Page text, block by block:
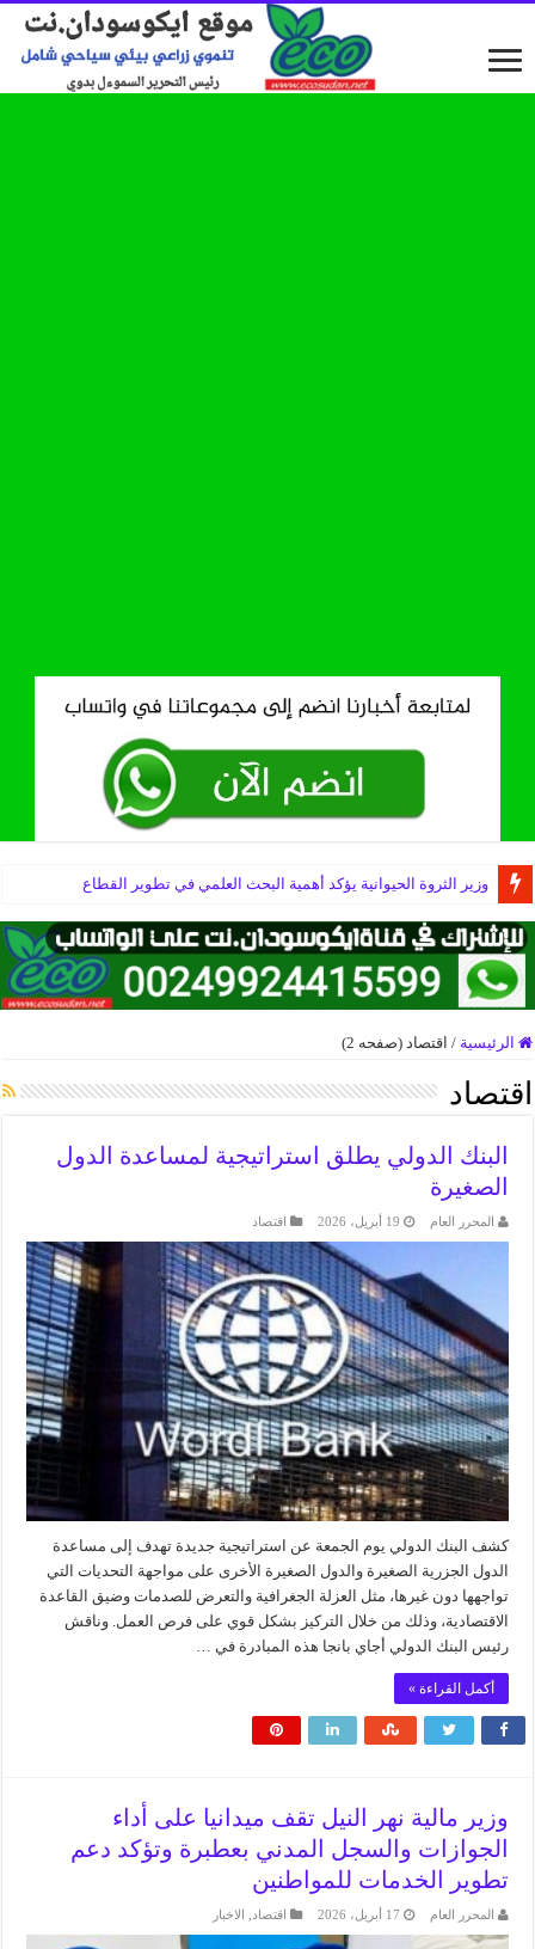
وزير الثروة الحيوانية يؤكد أهمية البحث العلمي في تطوير القطاع
إعلان انطلاق الوثبة الثانية لمشروع التعافي والتواصل المجتمعي بحي الديوم
الرئيسية / اقتصاد (صفحه 2)
اقتصاد
البنك الدولي يطلق استراتيجية لمساعدة الدول
الصغيرة
المحرر العام 19 أبريل، 2026 اقتصاد
كشف البنك الدولي يوم الجمعة عن استراتيجية جديدة تهدف إلى مساعدة ​
الدول الجزرية الصغيرة والدول الصغيرة الأخرى على ‌مواجهة التحديات التي
تواجهها دون غيرها، مثل العزلة الجغرافية والتعرض للصدمات وضيق القاعدة
الاقتصادية، وذلك من ​خلال التركيز بشكل قوي على فرص ​العمل. وناقش
رئيس البنك الدولي أجاي بانجا هذه ⁠المبادرة في …
أكمل القراءة »
وزير مالية نهر النيل تقف ميدانيا على أداء
الجوازات والسجل المدني بعطبرة وتؤكد دعم
تطوير الخدمات للمواطنين
المحرر العام 17 أبريل، 2026 اقتصاد الاخبار